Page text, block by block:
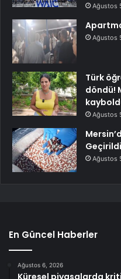
Ağustos
Ağustos
Türk
döndü!
Ağustos
Geçirildi
Ağustos
En Güncel Haberler
Ağustos 6, 2026
Küresel piyasalarda